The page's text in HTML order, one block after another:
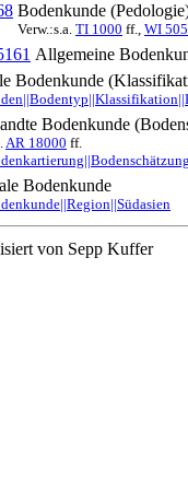
Bodenkunde
Verw.:s.a. TI 1000 ff., WI
Allgemeine
Bodenkunde
Bodenkunde
AR 18000 ff.
Bodenkunde
von Sepp Kuffer